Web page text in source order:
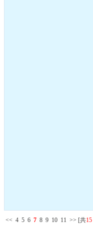
<< 4 5 6 7 8 9 10 11 >> [共15